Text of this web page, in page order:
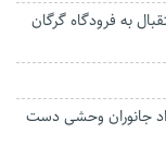
مردم برای استقبال به فرودگاه گرگان
جانوران وحشی دست